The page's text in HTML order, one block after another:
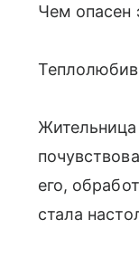
Чем опасен
Жительница
его,
стала